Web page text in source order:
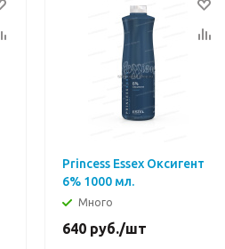
Princess Essex Оксигент
6% 1000 мл.
Много
640 руб./шт